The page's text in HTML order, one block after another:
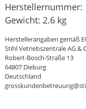
Herstellernummer:
Gewicht: 2.6 kg
Herstellerangaben gemäß
Stihl Vetriebszentrale AG &
Robert-Bosch-Straße 13
64807 Dieburg
Deutschland